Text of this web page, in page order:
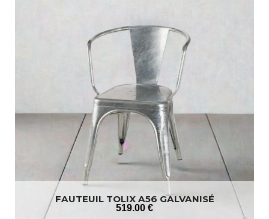
FAUTEUIL TOLIX A56 GALVANISÉ
519.00 €